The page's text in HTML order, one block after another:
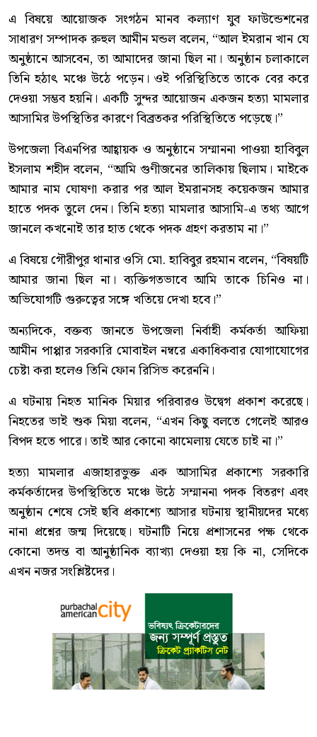
এ বিষয়ে আয়োজক সংগঠন মানব কল্যাণ যুব ফাউন্ডেশনের
সাধারণ সম্পাদক রুহুল আমীন মন্ডল বলেন, “আল ইমরান খান যে
অনুষ্ঠানে আসবেন, তা আমাদের জানা ছিল না। অনুষ্ঠান চলাকালে
তিনি হঠাৎ মঞ্চে উঠে পড়েন। ওই পরিস্থিতিতে তাকে বের করে
দেওয়া সম্ভব হয়নি। একটি সুন্দর আয়োজন একজন হত্যা মামলার
আসামির উপস্থিতির কারণে বিব্রতকর পরিস্থিতিতে পড়েছে।”
উপজেলা বিএনপির আহ্বায়ক ও অনুষ্ঠানে সম্মাননা পাওয়া হাবিবুল
ইসলাম শহীদ বলেন, “আমি গুণীজনের তালিকায় ছিলাম। মাইকে
আমার নাম ঘোষণা করার পর আল ইমরানসহ কয়েকজন আমার
হাতে পদক তুলে দেন। তিনি হত্যা মামলার আসামি-এ তথ্য আগে
জানলে কখনোই তার হাত থেকে পদক গ্রহণ করতাম না।”
এ বিষয়ে গৌরীপুর থানার ওসি মো. হাবিবুর রহমান বলেন, “বিষয়টি
আমার জানা ছিল না। ব্যক্তিগতভাবে আমি তাকে চিনিও না।
অভিযোগটি গুরুত্বের সঙ্গে খতিয়ে দেখা হবে।”
অন্যদিকে, বক্তব্য জানতে উপজেলা নির্বাহী কর্মকর্তা আফিয়া
আমীন পাপ্পার সরকারি মোবাইল নম্বরে একাধিকবার যোগাযোগের
চেষ্টা করা হলেও তিনি ফোন রিসিভ করেননি।
এ ঘটনায় নিহত মানিক মিয়ার পরিবারও উদ্বেগ প্রকাশ করেছে।
নিহতের ভাই শুক মিয়া বলেন, “এখন কিছু বলতে গেলেই আরও
বিপদ হতে পারে। তাই আর কোনো ঝামেলায় যেতে চাই না।”
হত্যা মামলার এজাহারভুক্ত এক আসামির প্রকাশ্যে সরকারি
কর্মকর্তাদের উপস্থিতিতে মঞ্চে উঠে সম্মাননা পদক বিতরণ এবং
অনুষ্ঠান শেষে সেই ছবি প্রকাশ্যে আসার ঘটনায় স্থানীয়দের মধ্যে
নানা প্রশ্নের জন্ম দিয়েছে। ঘটনাটি নিয়ে প্রশাসনের পক্ষ থেকে
কোনো তদন্ত বা আনুষ্ঠানিক ব্যাখ্যা দেওয়া হয় কি না, সেদিকে
এখন নজর সংশ্লিষ্টদের।